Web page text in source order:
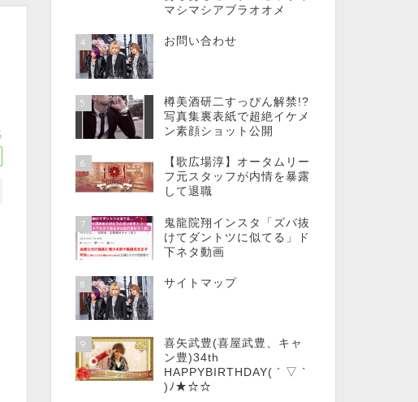
マシマシアブラオオメ
4 お問い合わせ
5
樽美酒研二すっぴん解禁!?
写真集裏表紙で超絶イケメ
ン素顔ショット公開
6
【歌広場淳】オータムリー
フ元スタッフが内情を暴露
して退職
7
鬼龍院翔インスタ「ズバ抜
けてダントツに似てる」ド
下ネタ動画
8 サイトマップ
9
喜矢武豊(喜屋武豊、キャ
ン豊)34th
HAPPYBIRTHDAY( ´ ▽ `
)ﾉ★☆☆